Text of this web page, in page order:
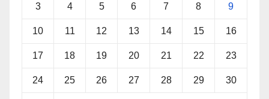
3 4 5 6 7 8 9
10 11 12 13 14 15 16
17 18 19 20 21 22 23
24 25 26 27 28 29 30